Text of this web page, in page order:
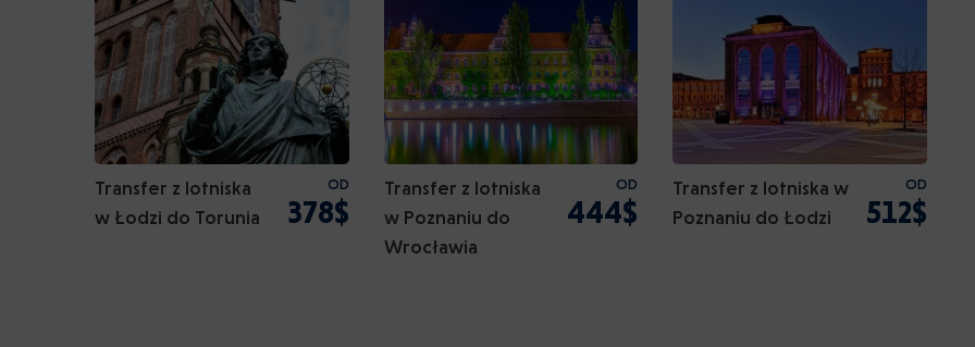
Transfer z lotniska
w Łodzi do Torunia
OD
378$
Transfer z lotniska
w Poznaniu do
Wrocławia
OD
444$
Transfer z lotniska w
Poznaniu do Łodzi
OD
512$